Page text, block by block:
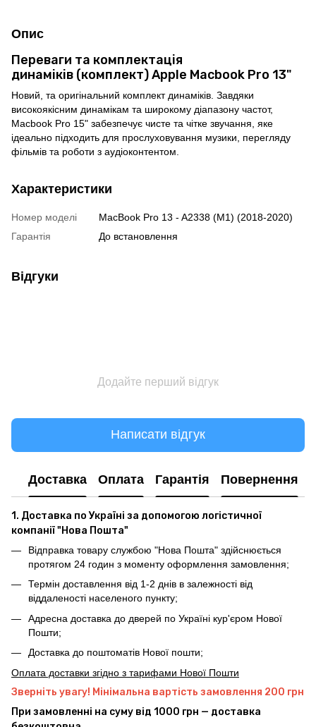
Опис
Переваги та комплектація
динаміків (комплект) Apple Macbook Pro 13"
Новий, та оригінальний комплект динаміків. Завдяки
високоякісним динамікам та широкому діапазону частот,
Macbook Pro 15" забезпечує чисте та чітке звучання, яке
ідеально підходить для прослуховування музики, перегляду
фільмів та роботи з аудіоконтентом.
Характеристики
Номер моделі
MacBook Pro 13 - A2338 (M1) (2018-2020)
Гарантія
До встановлення
Відгуки
Додайте перший відгук
Написати відгук
Доставка Оплата Гарантія Повернення
1. Доставка по Україні за допомогою логістичної
компанії "Нова Пошта"
Відправка товару службою "Нова Пошта" здійснюється
протягом 24 годин з моменту оформлення замовлення;
Термін доставлення від 1-2 днів в залежності від
віддаленості населеного пункту;
Адресна доставка до дверей по Україні кур'єром Нової
Пошти;
Доставка до поштоматів Нової пошти;
Оплата доставки згідно з тарифами Нової Пошти
Зверніть увагу! Мінімальна вартість замовлення 200 грн
При замовленні на суму від 1000 грн — доставка